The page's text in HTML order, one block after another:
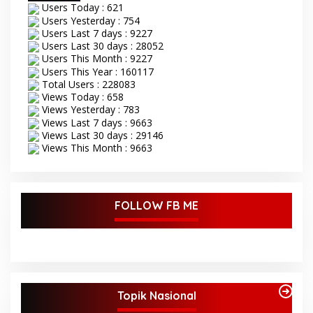
Users Today : 621
Users Yesterday : 754
Users Last 7 days : 9227
Users Last 30 days : 28052
Users This Month : 9227
Users This Year : 160117
Total Users : 228083
Views Today : 658
Views Yesterday : 783
Views Last 7 days : 9663
Views Last 30 days : 29146
Views This Month : 9663
FOLLOW FB ME
Topik Nasional